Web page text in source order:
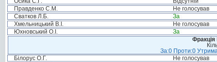
Правденко С.М.
Не голосував
Сватков Л.Б.
За
Хмельницький В.І.
Не голосував
Юхновський О.І.
За
За:0 Проти:0
Білорус О.Г.
Не голосував